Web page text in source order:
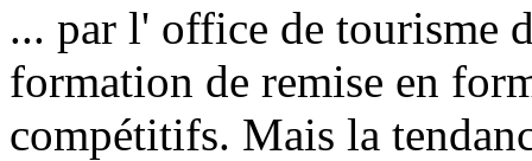
... par l' office de tourisme
formation de remise en
compétitifs. Mais la